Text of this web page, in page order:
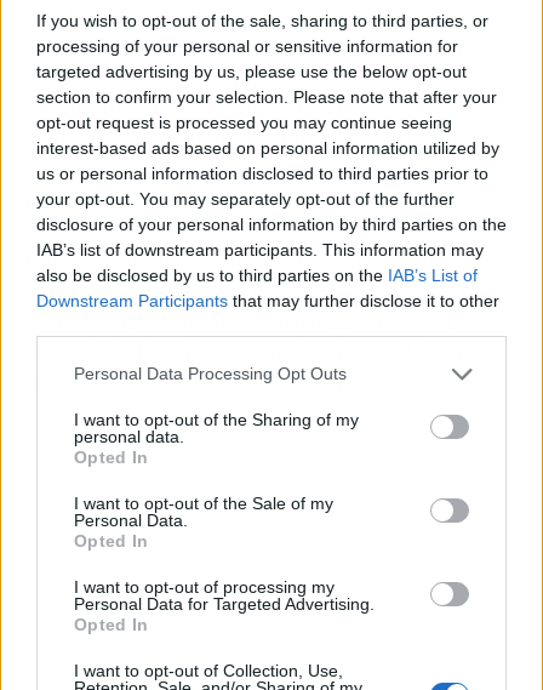
If you wish to opt-out of the sale, sharing to third parties, or
processing of your personal or sensitive information for
targeted advertising by us, please use the below opt-out
section to confirm your selection. Please note that after your
opt-out request is processed you may continue seeing
interest-based ads based on personal information utilized by
us or personal information disclosed to third parties prior to
your opt-out. You may separately opt-out of the further
disclosure of your personal information by third parties on the
IAB’s list of downstream participants. This information may
also be disclosed by us to third parties on the IAB’s List of
Downstream Participants that may further disclose it to other
Personal Data Processing Opt Outs
I want to opt-out of the Sharing of my
personal data.
Opted In
I want to opt-out of the Sale of my
Personal Data.
Opted In
I want to opt-out of processing my
Personal Data for Targeted Advertising.
Opted In
I want to opt-out of Collection, Use,
desde su origen, 100% online. Esto le ha
permitido diseñar metodologías específicas
para el entorno digital, procesos académicos
totalmente virtualizados y modelos de
evaluación online que cuentan ya con una
constatada trayectoria y reconocimiento. Su
modelo híbrido integra el aprendizaje
autónomo con la interacción online con gran
impacto en áreas comotecnología, ciencias
sociales y empresas. Destacada es su actividad
en investigación en e-learning y en el impacto
personalización del aprendizaje".